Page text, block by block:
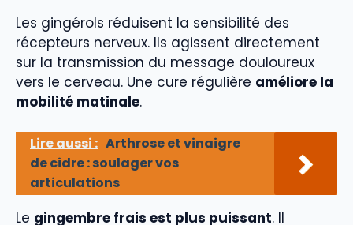
Les gingérols réduisent la sensibilité des
récepteurs nerveux. Ils agissent directement
sur la transmission du message douloureux
vers le cerveau. Une cure régulière améliore la
mobilité matinale.
Lire aussi : Arthrose et vinaigre
de cidre : soulager vos
articulations
Le gingembre frais est plus puissant. Il